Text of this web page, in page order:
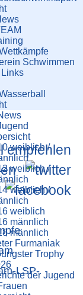
Schwimmen
Links
weiblich /
weiblich /
weiblich /
weiblich
männlich
männlich
Furmaniak
Trophy
der Jugend
LSP-